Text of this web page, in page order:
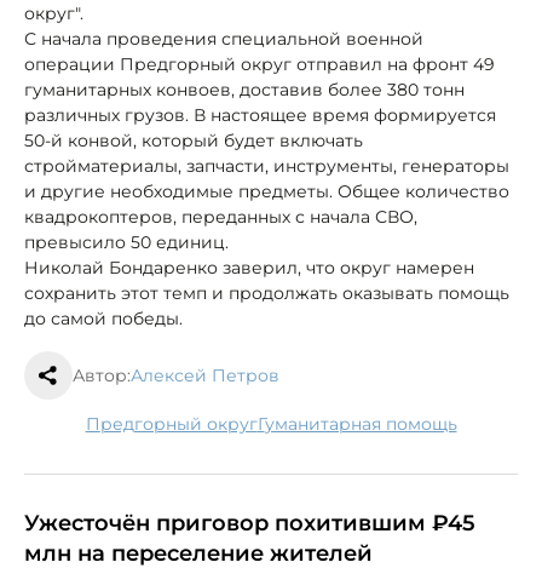
округ".
С начала проведения специальной военной
операции Предгорный округ отправил на фронт 49
гуманитарных конвоев, доставив более 380 тонн
различных грузов. В настоящее время формируется
50-й конвой, который будет включать
стройматериалы, запчасти, инструменты, генераторы
и другие необходимые предметы. Общее количество
квадрокоптеров, переданных с начала СВО,
превысило 50 единиц.
Николай Бондаренко заверил, что округ намерен
сохранить этот темп и продолжать оказывать помощь
до самой победы.
Автор:Алексей Петров
Предгорный округ гуманитарная помощь
Ужесточён приговор похитившим ₽45
млн на переселение жителей